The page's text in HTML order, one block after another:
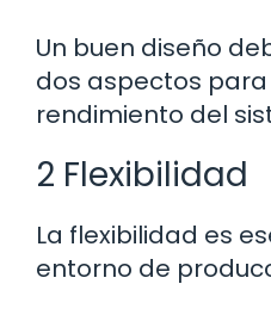
Un buen diseño
dos aspectos
rendimiento del
2 Flexibilidad
La flexibilidad es
entorno de